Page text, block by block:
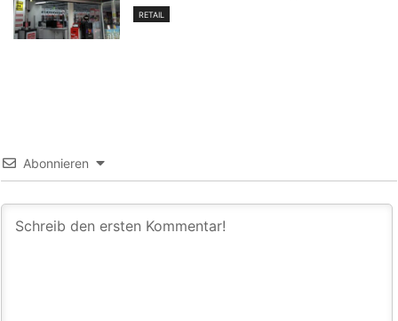
RETAIL
Abonnieren